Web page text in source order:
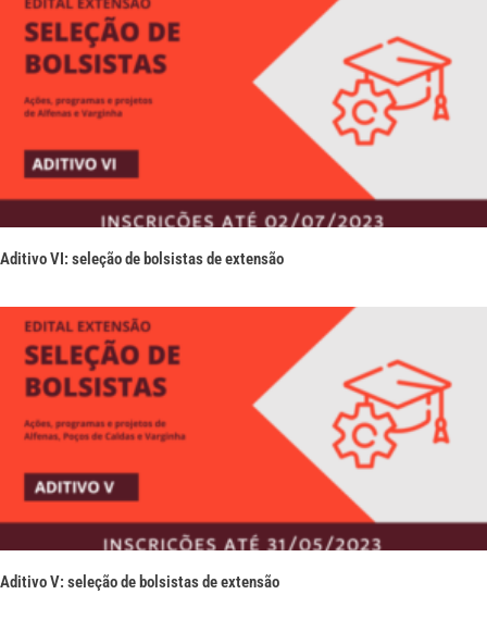
Aditivo VI: seleção de bolsistas de extensão
Aditivo V: seleção de bolsistas de extensão